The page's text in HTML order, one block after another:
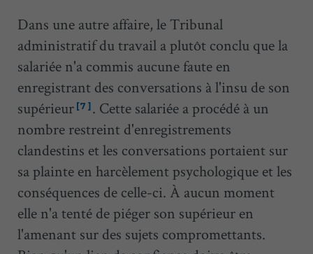
Dans une autre affaire, le Tribunal
administratif du travail a plutôt conclu que la
salariée n'a commis aucune faute en
enregistrant des conversations à l'insu de son
supérieur [7] . Cette salariée a procédé à un
nombre restreint d'enregistrements
clandestins et les conversations portaient sur
sa plainte en harcèlement psychologique et les
conséquences de celle-ci. À aucun moment
elle n'a tenté de piéger son supérieur en
l'amenant sur des sujets compromettants.